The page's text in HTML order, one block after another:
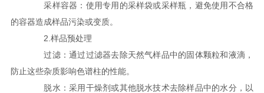
采样容器：使用专用的采样袋或采样瓶，避免使用不合格
的容器造成样品污染或变质。
2.样品预处理
过滤：通过过滤器去除天然气样品中的固体颗粒和液滴，
防止这些杂质影响色谱柱的性能。
脱水：采用干燥剂或其他脱水技术去除样品中的水分，以